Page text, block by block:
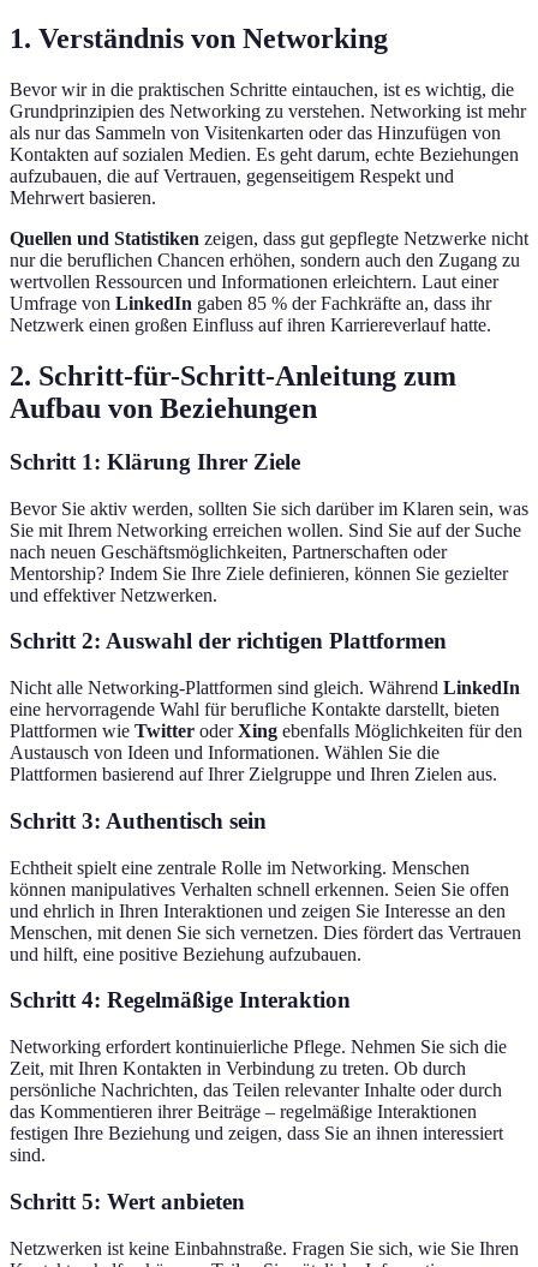
1. Verständnis von Networking
Bevor wir in die praktischen Schritte eintauchen, ist es wichtig, die
Grundprinzipien des Networking zu verstehen. Networking ist mehr
als nur das Sammeln von Visitenkarten oder das Hinzufügen von
Kontakten auf sozialen Medien. Es geht darum, echte Beziehungen
aufzubauen, die auf Vertrauen, gegenseitigem Respekt und
Mehrwert basieren.
Quellen und Statistiken zeigen, dass gut gepflegte Netzwerke nicht
nur die beruflichen Chancen erhöhen, sondern auch den Zugang zu
wertvollen Ressourcen und Informationen erleichtern. Laut einer
Umfrage von LinkedIn gaben 85 % der Fachkräfte an, dass ihr
Netzwerk einen großen Einfluss auf ihren Karriereverlauf hatte.
2. Schritt-für-Schritt-Anleitung zum
Aufbau von Beziehungen
Schritt 1: Klärung Ihrer Ziele
Bevor Sie aktiv werden, sollten Sie sich darüber im Klaren sein, was
Sie mit Ihrem Networking erreichen wollen. Sind Sie auf der Suche
nach neuen Geschäftsmöglichkeiten, Partnerschaften oder
Mentorship? Indem Sie Ihre Ziele definieren, können Sie gezielter
und effektiver Netzwerken.
Schritt 2: Auswahl der richtigen Plattformen
Nicht alle Networking-Plattformen sind gleich. Während LinkedIn
eine hervorragende Wahl für berufliche Kontakte darstellt, bieten
Plattformen wie Twitter oderXing ebenfalls Möglichkeiten für den
Austausch von Ideen und Informationen. Wählen Sie die
Plattformen basierend auf Ihrer Zielgruppe und Ihren Zielen aus.
Schritt 3: Authentisch sein
Echtheit spielt eine zentrale Rolle im Networking. Menschen
können manipulatives Verhalten schnell erkennen. Seien Sie offen
und ehrlich in Ihren Interaktionen und zeigen Sie Interesse an den
Menschen, mit denen Sie sich vernetzen. Dies fördert das Vertrauen
und hilft, eine positive Beziehung aufzubauen.
Schritt 4: Regelmäßige Interaktion
Networking erfordert kontinuierliche Pflege. Nehmen Sie sich die
Zeit, mit Ihren Kontakten in Verbindung zu treten. Ob durch
persönliche Nachrichten, das Teilen relevanter Inhalte oder durch
das Kommentieren ihrer Beiträge – regelmäßige Interaktionen
festigen Ihre Beziehung und zeigen, dass Sie an ihnen interessiert
sind.
Schritt 5: Wert anbieten
Netzwerken ist keine Einbahnstraße. Fragen Sie sich, wie Sie Ihren